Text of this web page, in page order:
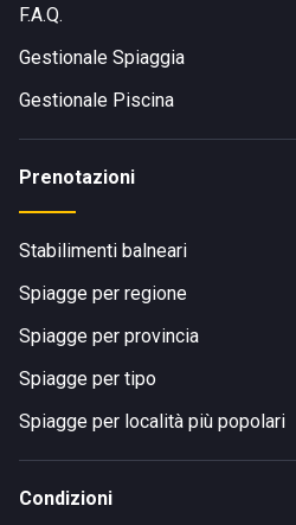
F.A.Q.
Gestionale Spiaggia
Gestionale Piscina
Prenotazioni
Stabilimenti balneari
Spiagge per regione
Spiagge per provincia
Spiagge per tipo
Spiagge per località più popolari
Condizioni